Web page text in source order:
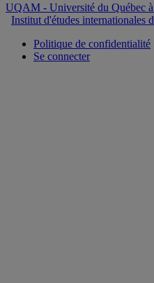
UQAM - Université du Québec
Institut d'études
Politique de confidentialité
Se connecter